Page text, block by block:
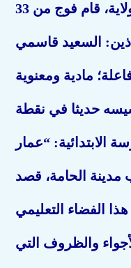
التابعة لمديرية التربية بالولاية، قام فوج من 33
السعيد قاسمي
مادية ومعنوية
حديثا في نقطة
الابتدائية: “عمار
الحامة، قصد
الفضاء التعليمي
والظروف التي